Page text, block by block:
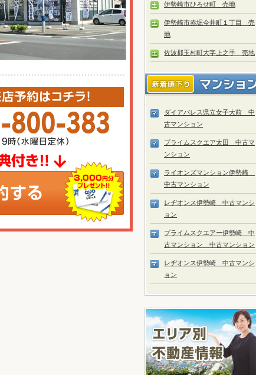
伊勢崎市ひろせ町 売地
伊勢崎市赤堀今井町１丁目 売
地
佐波郡玉村町大字上之手 売地
ダイアパレス県立女子大前 中
古マンション
プライムスクエア太田 中古マ
ンション
ライオンズマンション伊勢崎
中古マンション
レヂオンス伊勢崎 中古マンシ
ョン
プライムスクエアー伊勢崎 中
古マンション 中古マンション
レヂオンス伊勢崎 中古マンシ
ョン